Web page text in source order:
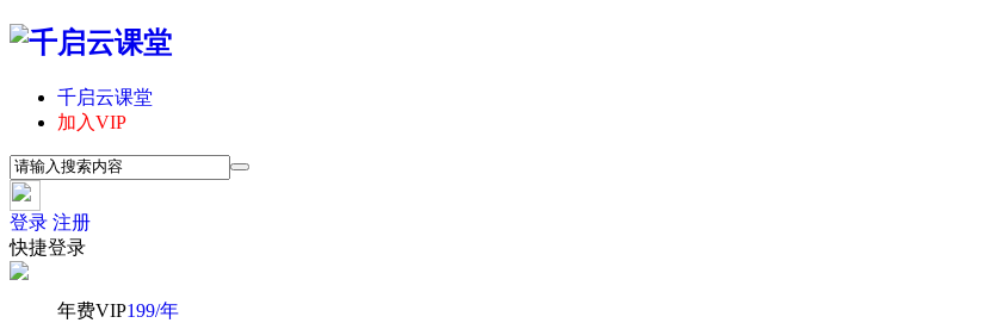
千启云课堂
加入VIP
登录 注册
快捷登录
年费VIP199/年